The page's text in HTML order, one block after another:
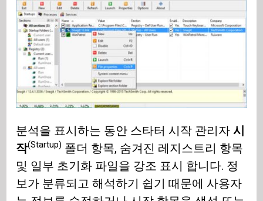
분석을 표시하는 동안 스타터 시작 관리자시
작(Startup) 폴더 항목, 숨겨진 레지스트리 항목
및 일부 초기화 파일을 강조 표시 합니다. 정
보가 분류되고 해석하기 쉽기 때문에 사용자